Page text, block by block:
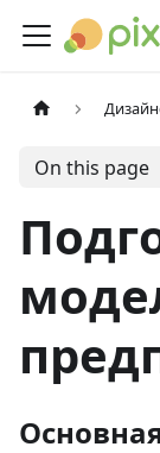
On this page